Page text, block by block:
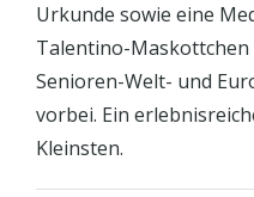
Urkunde sowie eine
Talentino-
Senioren-Welt- und
vorbei. Ein
Kleinsten.